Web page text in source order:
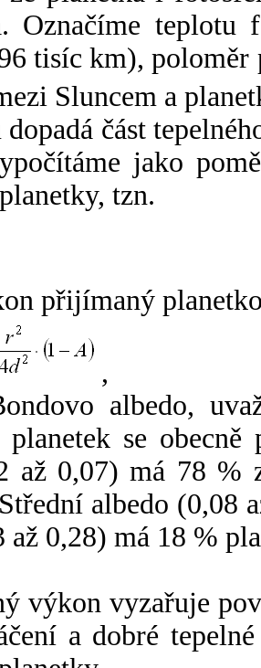
Označíme
tisíc km),
Sluncem a
část
jako
tzn.
přijímaný
,
albedo,
planetek se
až 0,07) má 78 %
albedo (0,08
až 0,28) má 18 %
výkon vyzařuje
a dobré